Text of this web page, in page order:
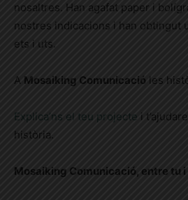
nosaltres. Han agafat paper i
nostres indicacions i han obtingut
ets i uts.
A Mosaiking Comunicació les
Explica’ns el teu projecte i
història.
Mosaiking Comunicació, entre tu